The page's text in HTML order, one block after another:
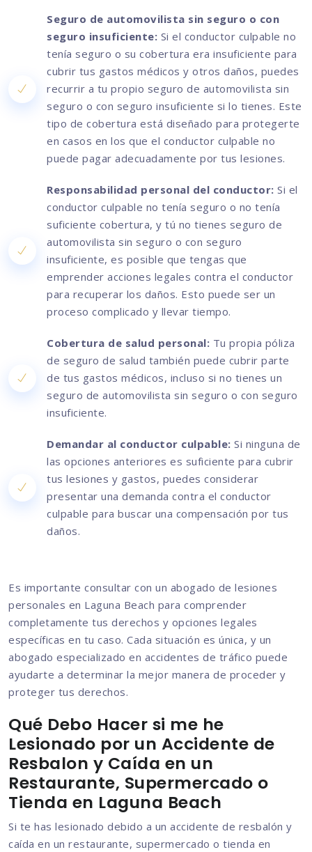
Seguro de automovilista sin seguro o con
seguro insuficiente: Si el conductor culpable no
tenía seguro o su cobertura era insuficiente para
cubrir tus gastos médicos y otros daños, puedes
recurrir a tu propio seguro de automovilista sin
seguro o con seguro insuficiente si lo tienes. Este
tipo de cobertura está diseñado para protegerte
en casos en los que el conductor culpable no
puede pagar adecuadamente por tus lesiones.
Responsabilidad personal del conductor: Si el
conductor culpable no tenía seguro o no tenía
suficiente cobertura, y tú no tienes seguro de
automovilista sin seguro o con seguro
insuficiente, es posible que tengas que
emprender acciones legales contra el conductor
para recuperar los daños. Esto puede ser un
proceso complicado y llevar tiempo.
Cobertura de salud personal: Tu propia póliza
de seguro de salud también puede cubrir parte
de tus gastos médicos, incluso si no tienes un
seguro de automovilista sin seguro o con seguro
insuficiente.
Demandar al conductor culpable: Si ninguna de
las opciones anteriores es suficiente para cubrir
tus lesiones y gastos, puedes considerar
presentar una demanda contra el conductor
culpable para buscar una compensación por tus
daños.
Es importante consultar con un abogado de lesiones
personales en Laguna Beach para comprender
completamente tus derechos y opciones legales
específicas en tu caso. Cada situación es única, y un
abogado especializado en accidentes de tráfico puede
ayudarte a determinar la mejor manera de proceder y
proteger tus derechos.
Qué Debo Hacer si me he
Lesionado por un Accidente de
Resbalon y Caída en un
Restaurante, Supermercado o
Tienda en Laguna Beach
Si te has lesionado debido a un accidente de resbalón y
caída en un restaurante, supermercado o tienda en